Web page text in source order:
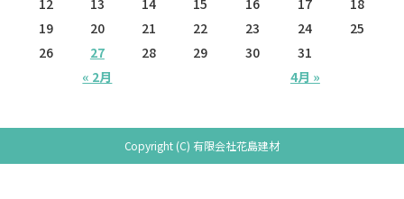
« 2月 4月 »
12
13 14 15 16 17
18
19
20 21 22 23 24
25
26
27 28 29 30 31
Copyright (C) 有限会社花島建材